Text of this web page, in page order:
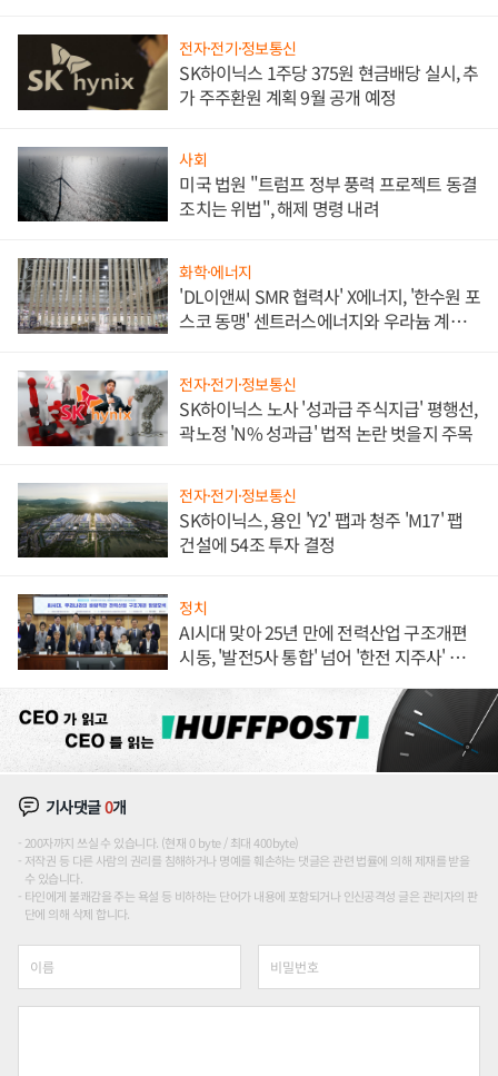
전자·전기·정보통신
SK하이닉스 1주당 375원 현금배당 실시, 추
가 주주환원 계획 9월 공개 예정
사회
미국 법원 "트럼프 정부 풍력 프로젝트 동결
조치는 위법", 해제 명령 내려
화학·에너지
'DL이앤씨 SMR 협력사' X에너지, '한수원 포
스코 동맹' 센트러스에너지와 우라늄 계약
전자·전기·정보통신
SK하이닉스 노사 '성과급 주식지급' 평행선,
곽노정 'N% 성과급' 법적 논란 벗을지 주목
전자·전기·정보통신
SK하이닉스, 용인 'Y2' 팹과 청주 'M17' 팹
건설에 54조 투자 결정
정치
AI시대 맞아 25년 만에 전력산업 구조개편
시동, '발전5사 통합' 넘어 '한전 지주사' 재편
기사댓글0개
200자까지 쓰실 수 있습니다. (현재 0 byte / 최대 400byte)
저작권 등 다른 사람의 권리를 침해하거나 명예를 훼손하는 댓글은 관련 법률에 의해 제재를 받을
수 있습니다.
타인에게 불쾌감을 주는 욕설 등 비하하는 단어가 내용에 포함되거나 인신공격성 글은 관리자의 판
단에 의해 삭제 합니다.